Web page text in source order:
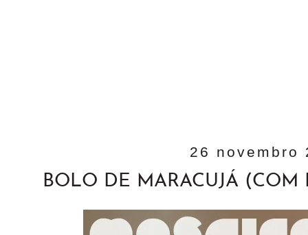
26 novembro
BOLO DE MARACUJÁ (COM